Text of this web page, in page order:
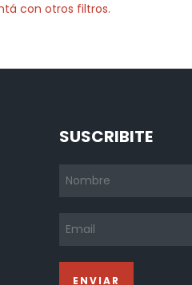
con otros filtros.
SUSCRIBITE